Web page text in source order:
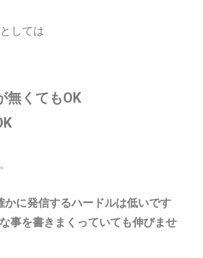
しては
無くてもOK
に発信するハードルは低いです
事を書きまくっていても伸びませ